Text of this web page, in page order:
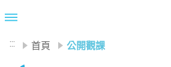
::: 首頁 公開觀課